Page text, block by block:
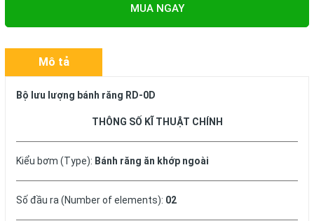
MUA NGAY
Mô tả
Bộ lưu lượng bánh răng RD-0D
THÔNG SỐ KĨ THUẬT CHÍNH
Kiểu bơm (Type): Bánh răng ăn khớp ngoài
Số đầu ra (Number of elements): 02